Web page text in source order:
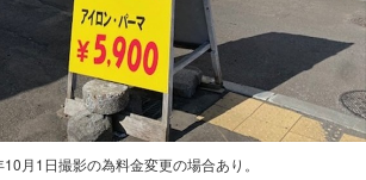
月1日撮影の為料金変更の場合あり。